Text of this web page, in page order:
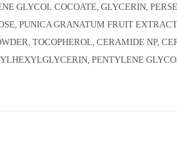
GLYCOL COCOATE, GLYCERIN,
PUNICA GRANATUM FRUIT
TOCOPHEROL, CERAMIDE NP,
PENTYLENE